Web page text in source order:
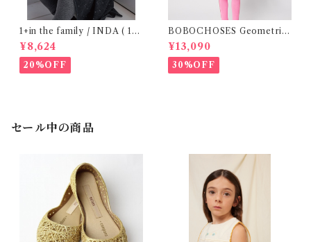
1+in the family / INDA ( 12-
48m )
¥8,624
20%OFF
BOBOCHOSES Geometric
Scacs all over dress / 4-8Y
¥13,090
30%OFF
セール中の商品